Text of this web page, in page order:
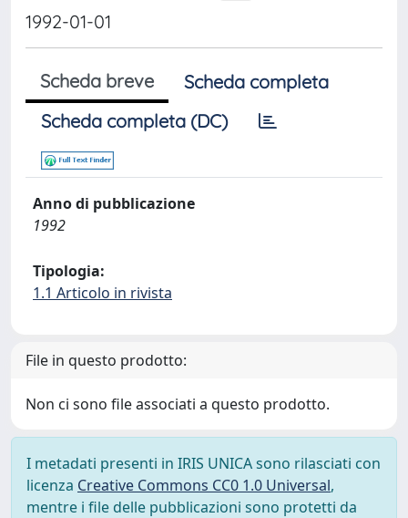
1992-01-01
Scheda breve
Scheda completa
Scheda completa (DC)
Anno di pubblicazione
1992
Tipologia:
1.1 Articolo in rivista
File in questo prodotto:
Non ci sono file associati a questo prodotto.
I metadati presenti in IRIS UNICA sono rilasciati con
licenza Creative Commons CC0 1.0 Universal,
mentre i file delle pubblicazioni sono protetti da